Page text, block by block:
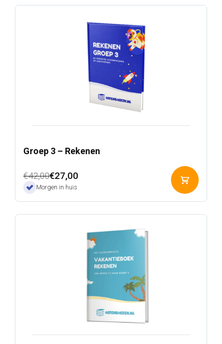
Groep 3 – Rekenen
€42,00
Oorspronkelijke
prijs
€42,00.
€27,00
Huidige
prijs
€27,00.
Morgen in huis
aan